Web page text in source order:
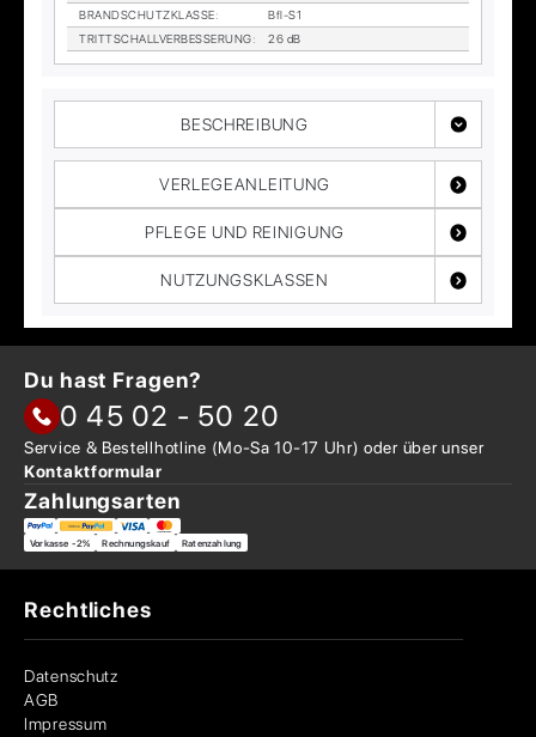
BRAND­SCHUTZ­KLAS­SE:
Bfl-S1
TRITT­SCHALL­VER­BES­SE­RUNG: 26 dB
BESCHREIBUNG
VERLEGEANLEITUNG
PFLEGE UND REINIGUNG
NUTZUNGSKLASSEN
Du hast Fragen?
0 45 02 - 50 20
Service & Bestellhotline (Mo-Sa 10-17 Uhr) oder überunser
Kontaktformular
Zahlungsarten
Vorkasse -2% Rechnungskauf Ratenzahlung
Rechtliches
Datenschutz
AGB
Impressum